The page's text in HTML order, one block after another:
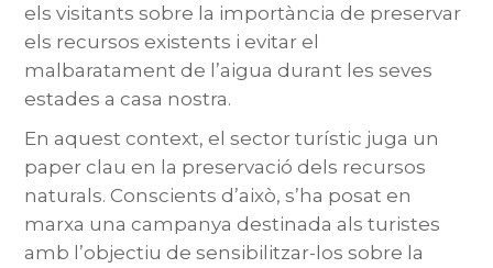
els visitants sobre la importància de preservar
els recursos existents i evitar el
malbaratament de l’aigua durant les seves
estades a casa nostra.
En aquest context, el sector turístic juga un
paper clau en la preservació dels recursos
naturals. Conscients d’això, s’ha posat en
marxa una campanya destinada als turistes
amb l’objectiu de sensibilitzar-los sobre la